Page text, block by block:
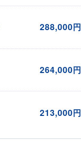
288,000円
264,000円
213,000円